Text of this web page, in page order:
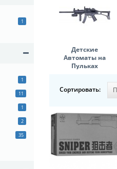
1
1
11
1
2
35
Детские
Автоматы на
Пульках
Сортировать: